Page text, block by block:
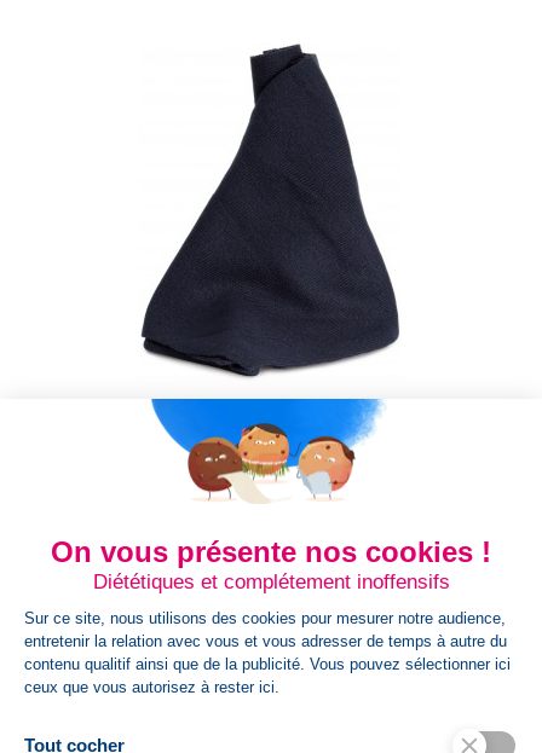
Écharpe En Tricot
Écharpe En Tricot 100% acrylique. Écharpe en tricot.
S'accorde parfaitement avec le bonnet KP549, même
Prix
7,64 €
BlackAlloyDress
On vous présente nos cookies !
Diététiques et complétement inoffensifs
Sur ce site, nous utilisons des cookies pour mesurer notre audience,
entretenir la relation avec vous et vous adresser de temps à autre du
contenu qualitif ainsi que de la publicité. Vous pouvez sélectionner ici
ceux que vous autorisez à rester ici.
Tout cocher